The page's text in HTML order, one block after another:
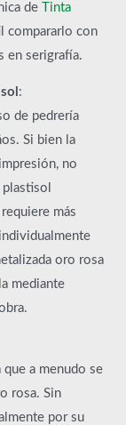
de Tinta
compararlo con
en serigrafía.
:
de pedrería
Si bien la
no
más
oro rosa
mediante
a menudo se
rosa. Sin
por su